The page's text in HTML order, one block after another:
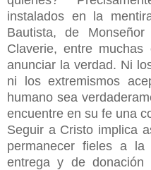
instalados en la
Bautista, de
Claverie, entre
anunciar la verdad. Ni
ni los extremismos
humano sea
encuentre en su fe una
Seguir a Cristo implica
permanecer fieles a
entrega y de